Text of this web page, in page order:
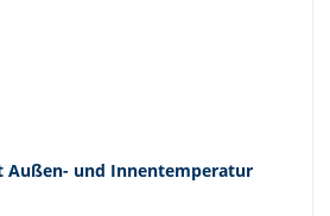
Außen- und Innentemperatur